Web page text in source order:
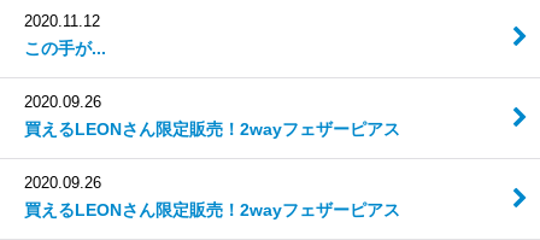
2020.11.12
この手が...
2020.09.26
買えるLEONさん限定販売！2wayフェザーピアス
2020.09.26
買えるLEONさん限定販売！2wayフェザーピアス